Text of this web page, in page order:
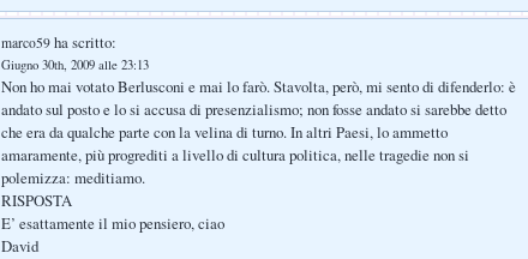
marco59 ha scritto:
Giugno 30th, 2009 alle 23:13
Non ho mai votato Berlusconi e mai lo farò. Stavolta, però, mi sento di difenderlo: è
andato sul posto e lo si accusa di presenzialismo; non fosse andato si sarebbe detto
che era da qualche parte con la velina di turno. In altri Paesi, lo ammetto
amaramente, più progrediti a livello di cultura politica, nelle tragedie non si
polemizza: meditiamo.
RISPOSTA
E’ esattamente il mio pensiero, ciao
David